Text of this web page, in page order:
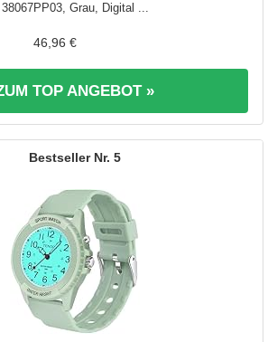
38067PP03, Grau, Digital ...
46,96 €
TOP ANGEBOT »
5